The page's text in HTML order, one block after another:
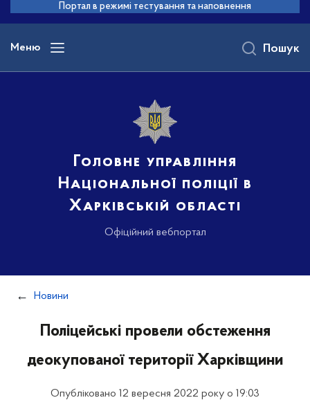
основного
вмісту
Портал в режимі тестування та наповнення
Меню
Головне управління
Національної поліції в
Харківській області
Офіційний вебпортал
Пошук
Новини
Поліцейські провели обстеження
деокупованої території Харківщини
Опубліковано 12 вересня 2022 року о 19:03